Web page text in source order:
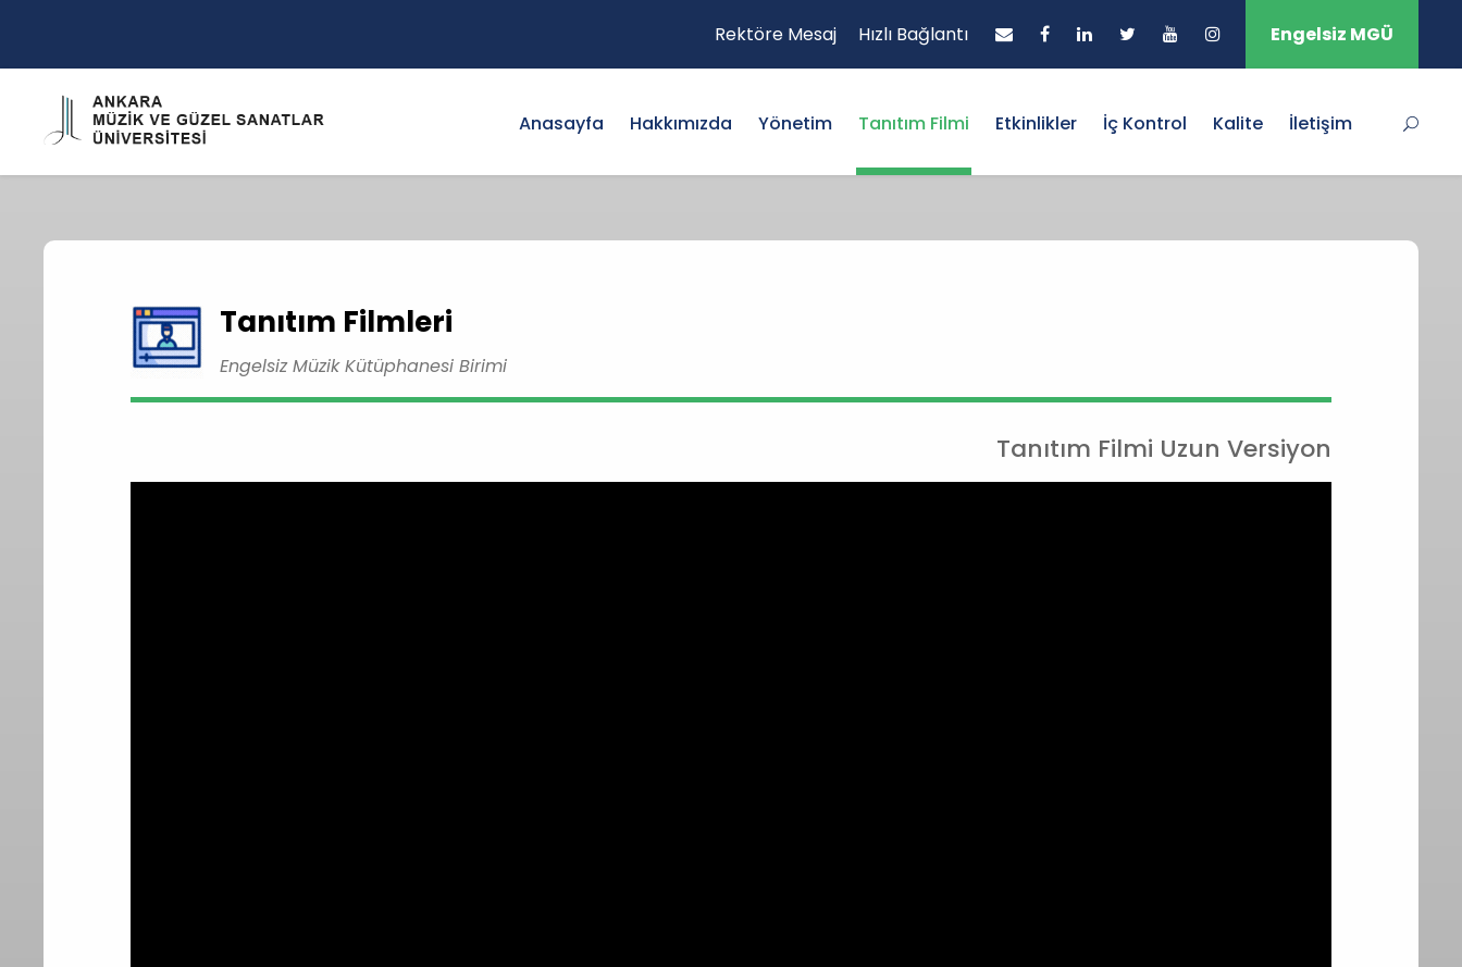
Rektöre Mesaj Hızlı Bağlantı Engelsiz MGÜ
Anasayfa Hakkımızda Yönetim Tanıtım Filmi Etkinlikler İç Kontrol Kalite İletişim
Tanıtım Filmleri
Engelsiz Müzik Kütüphanesi Birimi
Tanıtım Filmi Uzun Versiyon